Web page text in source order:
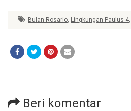
Bulan Rosario Lingkungan Paulus 4
Beri komentar